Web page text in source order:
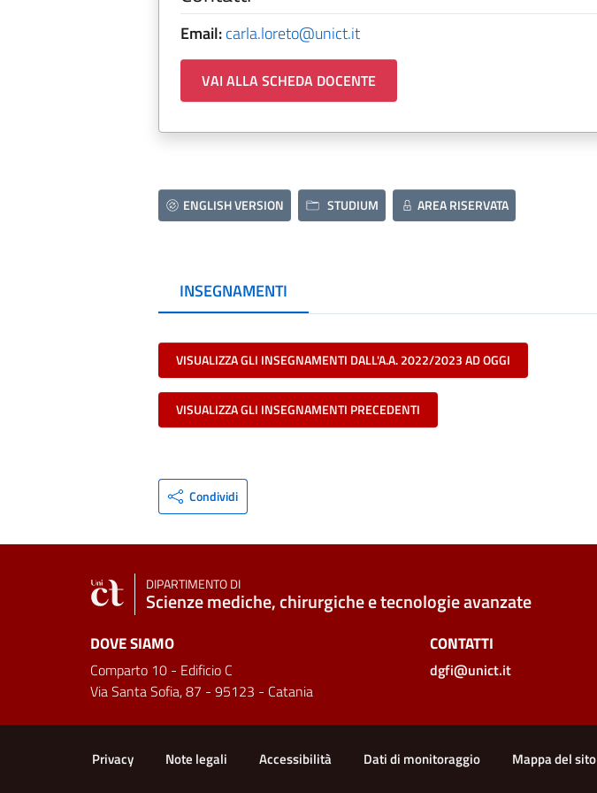
Email:carla.loreto@unict.it
VAI ALLA SCHEDA DOCENTE
ENGLISH VERSION STUDIUM AREA RISERVATA
INSEGNAMENTI
VISUALIZZA GLI INSEGNAMENTI DALL'A.A. 2022/2023 AD OGGI
VISUALIZZA GLI INSEGNAMENTI PRECEDENTI
Condividi
DIPARTIMENTO DI
Scienze mediche, chirurgiche e tecnologie avanzate
DOVE SIAMO
Comparto 10 - Edificio C
Via Santa Sofia, 87 - 95123 - Catania
CONTATTI
dgfi@unict.it
Privacy Note legali Accessibilità Dati di monitoraggio Mappa del sito